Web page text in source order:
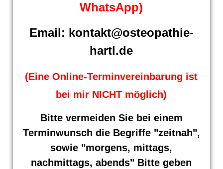
WhatsApp)
Email: kontakt@osteopathie-
hartl.de
(Eine Online-Terminvereinbarung ist
bei mir NICHT möglich)
Bitte vermeiden Sie bei einem
Terminwunsch die Begriffe "zeitnah",
sowie "morgens, mittags,
nachmittags, abends" Bitte geben